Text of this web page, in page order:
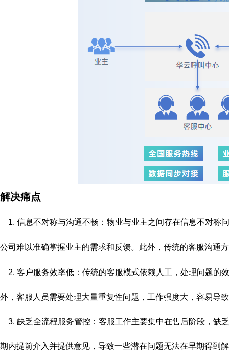
解决痛点
1. 信息不对称与沟通不畅：物业与业主之间存在信息不对称
公司难以准确掌握业主的需求和反馈。此外，传统的客服沟通
2. 客户服务效率低：传统的客服模式依赖人工，处理问题的
外，客服人员需要处理大量重复性问题，工作强度大，容易导
3. 缺乏全流程服务管控：客服工作主要集中在售后阶段，缺
期内提前介入并提供意见，导致一些潜在问题无法在早期得到